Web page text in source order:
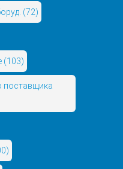
(72)
(103)
поставщика